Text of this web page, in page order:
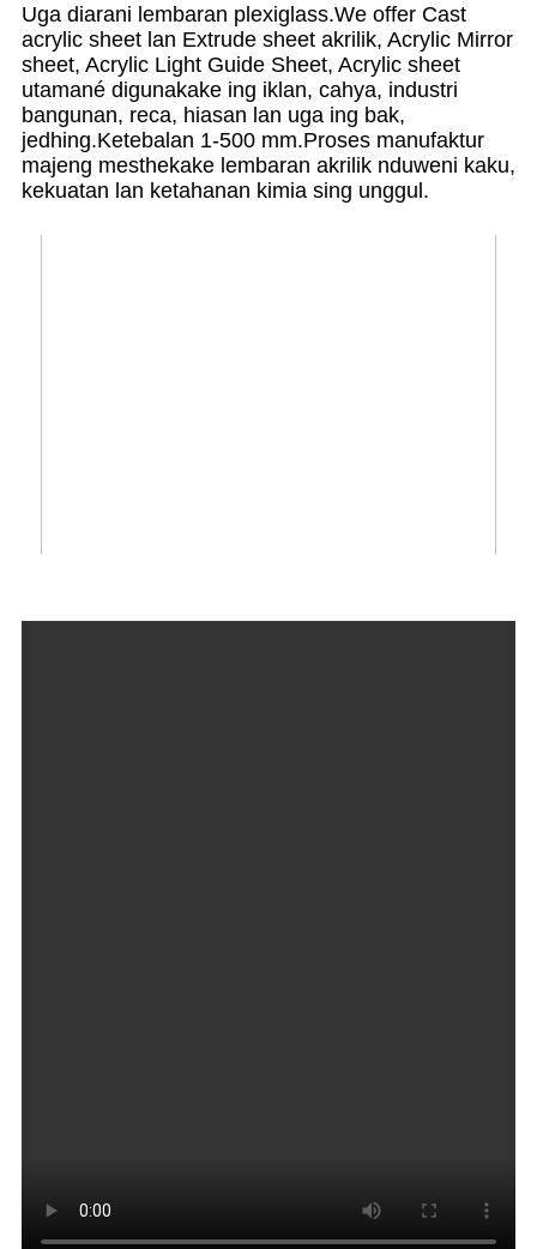
Uga diarani lembaran plexiglass.We offer Cast
acrylic sheet lan Extrude sheet akrilik, Acrylic Mirror
sheet, Acrylic Light Guide Sheet, Acrylic sheet
utamané digunakake ing iklan, cahya, industri
bangunan, reca, hiasan lan uga ing bak,
jedhing.Ketebalan 1-500 mm.Proses manufaktur
majeng mesthekake lembaran akrilik nduweni kaku,
kekuatan lan ketahanan kimia sing unggul.